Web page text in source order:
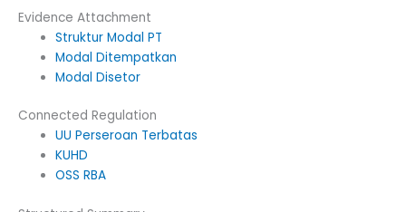
Evidence Attachment
Struktur Modal PT
Modal Ditempatkan
Modal Disetor
Connected Regulation
UU Perseroan Terbatas
KUHD
OSS RBA